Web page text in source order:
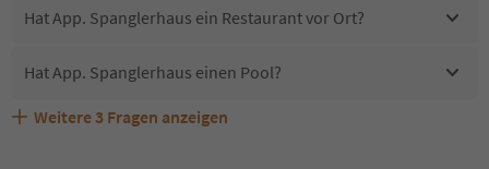
Hat App. Spanglerhaus ein Restaurant vor Ort?
Hat App. Spanglerhaus einen Pool?
Sind Haustiere in der Unterkunft App. Spanglerhaus
Welche Services bietet App. Spanglerhaus?
Erhalten die Gäste von App. Spanglerhaus einen Südtirol
Weitere 3 Fragen anzeigen